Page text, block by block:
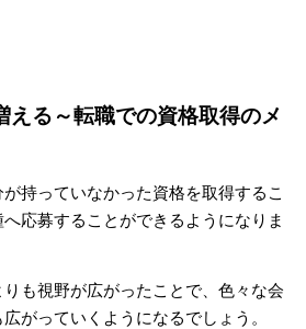
える～転職での資格取得のメ
持っていなかった資格を取得するこ
応募することができるようになりま
も視野が広がったことで、色々な会
がっていくようになるでしょう。